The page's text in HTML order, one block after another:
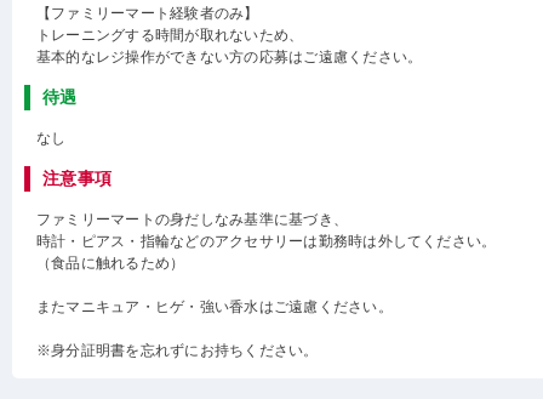
【ファミリーマート経験者のみ】
トレーニングする時間が取れないため、
基本的なレジ操作ができない方の応募はご遠慮ください。
待遇
なし
注意事項
ファミリーマートの身だしなみ基準に基づき、
時計・ピアス・指輪などのアクセサリーは勤務時は外してください。
（食品に触れるため）
またマニキュア・ヒゲ・強い香水はご遠慮ください。
※身分証明書を忘れずにお持ちください。